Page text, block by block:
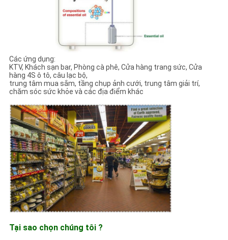
Các ứng dụng:
KTV, Khách sạn bar, Phòng cà phê, Cửa hàng trang sức, Cửa
hàng 4S ô tô, câu lạc bộ,
trung tâm mua sắm, tầng chụp ảnh cưới, trung tâm giải trí,
chăm sóc sức khỏe và các địa điểm khác
Tại sao chọn chúng tôi ?